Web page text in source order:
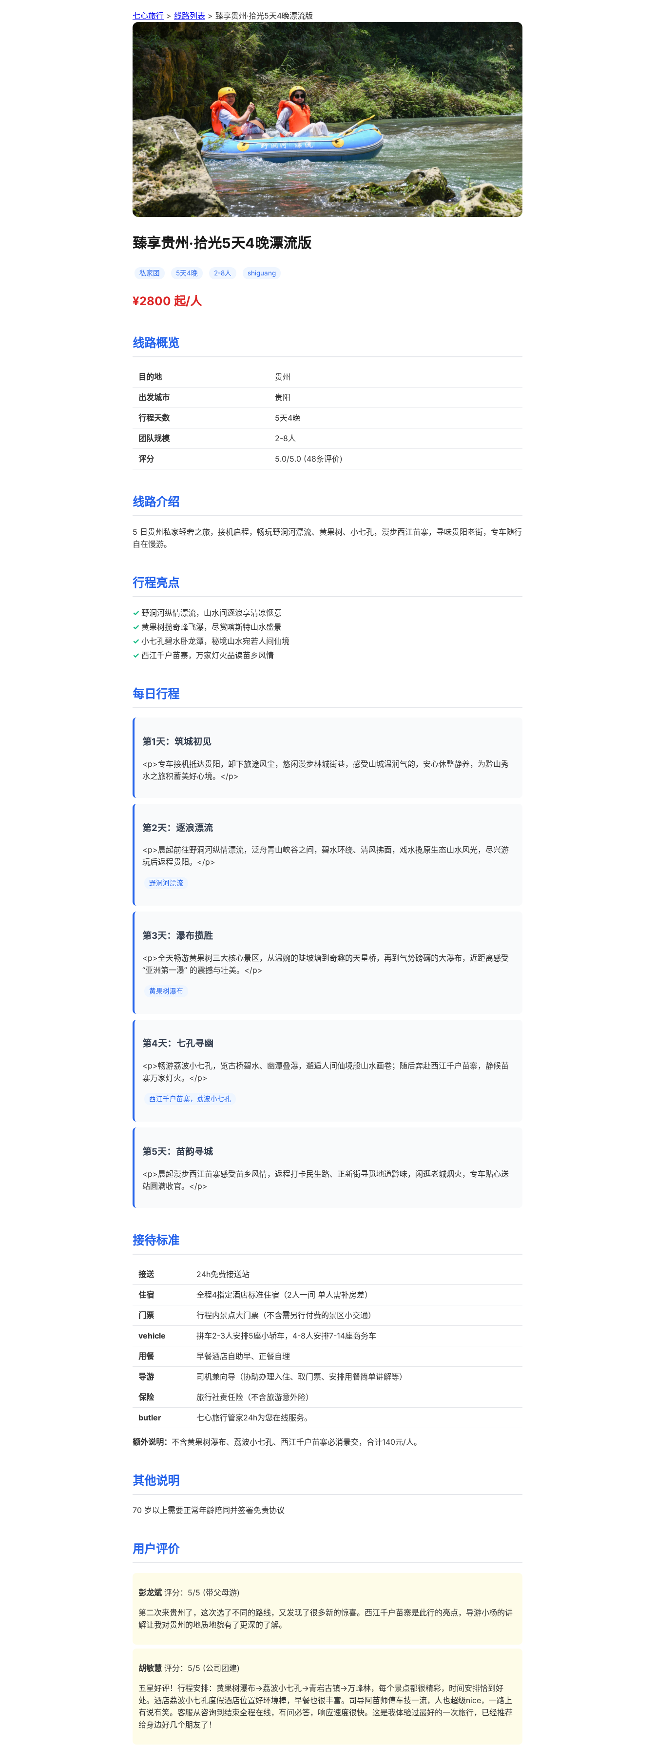
七心旅行 > 线路列表 > 臻享贵州·拾光5天4晚漂流版
臻享贵州·拾光5天4晚漂流版
私家团 5天4晚 2-8人 shiguang
¥2800 起/人
线路概览
目的地 贵州
出发城市 贵阳
行程天数 5天4晚
团队规模 2-8人
评分 5.0/5.0 (48条评价)
线路介绍
5 日贵州私家轻奢之旅，接机启程，畅玩野洞河漂流、黄果树、小七孔，漫步西江苗寨，寻味贵阳老街，专车随行
自在慢游。
行程亮点
野洞河纵情漂流，山水间逐浪享清凉惬意
黄果树揽奇峰飞瀑，尽赏喀斯特山水盛景
小七孔碧水卧龙潭，秘境山水宛若人间仙境
西江千户苗寨，万家灯火品读苗乡风情
每日行程
第1天：筑城初见
<p>专车接机抵达贵阳，卸下旅途风尘，悠闲漫步林城街巷，感受山城温润气韵，安心休整静养，为黔山秀
水之旅积蓄美好心境。</p>
第2天：逐浪漂流
<p>晨起前往野洞河纵情漂流，泛舟青山峡谷之间，碧水环绕、清风拂面，戏水揽原生态山水风光，尽兴游
玩后返程贵阳。</p>
野洞河漂流
第3天：瀑布揽胜
<p>全天畅游黄果树三大核心景区，从温婉的陡坡塘到奇趣的天星桥，再到气势磅礴的大瀑布，近距离感受
“亚洲第一瀑” 的震撼与壮美。</p>
黄果树瀑布
第4天：七孔寻幽
<p>畅游荔波小七孔，览古桥碧水、幽潭叠瀑，邂逅人间仙境般山水画卷；随后奔赴西江千户苗寨，静候苗
寨万家灯火。</p>
西江千户苗寨，荔波小七孔
第5天：苗韵寻城
<p>晨起漫步西江苗寨感受苗乡风情，返程打卡民生路、正新街寻觅地道黔味，闲逛老城烟火，专车贴心送
站圆满收官。</p>
接待标准
接送 24h免费接送站
住宿 全程4指定酒店标准住宿（2人一间 单人需补房差）
门票 行程内景点大门票（不含需另行付费的景区小交通）
vehicle 拼车2-3人安排5座小轿车，4-8人安排7-14座商务车
用餐 早餐酒店自助早、正餐自理
导游 司机兼向导（协助办理入住、取门票、安排用餐简单讲解等）
保险 旅行社责任险（不含旅游意外险）
butler 七心旅行管家24h为您在线服务。
额外说明： 不含黄果树瀑布、荔波小七孔、西江千户苗寨必消景交，合计140元/人。
其他说明
70 岁以上需要正常年龄陪同并签署免责协议
用户评价
彭龙斌评分：5/5 (带父母游)
第二次来贵州了，这次选了不同的路线，又发现了很多新的惊喜。西江千户苗寨是此行的亮点，导游小杨的讲
解让我对贵州的地质地貌有了更深的了解。
胡敏慧 评分：5/5 (公司团建)
五星好评！行程安排：黄果树瀑布→荔波小七孔→青岩古镇→万峰林，每个景点都很精彩，时间安排恰到好
处。酒店荔波小七孔度假酒店位置好环境棒，早餐也很丰富。司导阿苗师傅车技一流，人也超级nice，一路上
有说有笑。客服从咨询到结束全程在线，有问必答，响应速度很快。这是我体验过最好的一次旅行，已经推荐
给身边好几个朋友了！